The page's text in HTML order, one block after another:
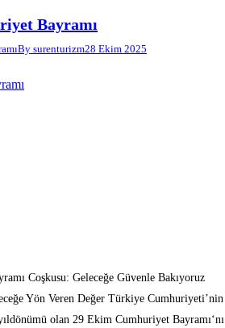
Bayramı
By surenturizm28 Ekim 2025
Coşkusu: Geleceğe Güvenle Bakıyoruz
Yön Veren Değer Türkiye Cumhuriyeti’nin
olan 29 Ekim Cumhuriyet Bayramı‘nı